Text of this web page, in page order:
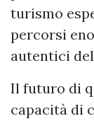
turismo
percorsi
autentici
Il futuro di
capacità di